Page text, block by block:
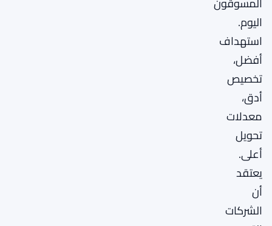
اليوم.
استهداف
أفضل،
تخصيص
أدق،
معدلات
تحويل
أعلى.
يعتقد
أن
الشركات